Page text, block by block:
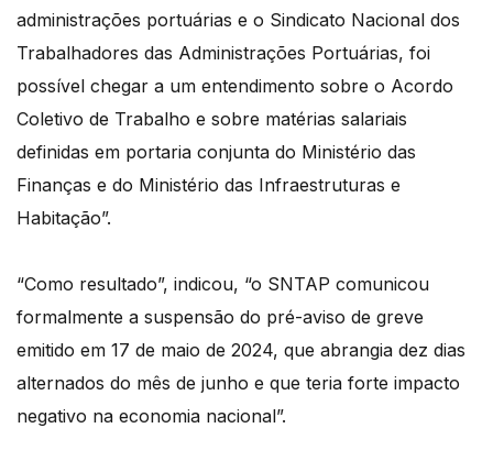
administrações portuárias e o Sindicato Nacional dos
Trabalhadores das Administrações Portuárias, foi
possível chegar a um entendimento sobre o Acordo
Coletivo de Trabalho e sobre matérias salariais
definidas em portaria conjunta do Ministério das
Finanças e do Ministério das Infraestruturas e
Habitação”.
“Como resultado”, indicou, “o SNTAP comunicou
formalmente a suspensão do pré-aviso de greve
emitido em 17 de maio de 2024, que abrangia dez dias
alternados do mês de junho e que teria forte impacto
negativo na economia nacional”.